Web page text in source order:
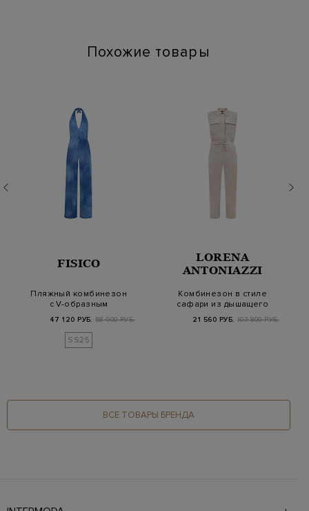
Похожие товары
FISICO
Пляжный комбинезон
с V-образным
вырезом и открытой
спи…
47 120 РУБ. 58 900 РУБ.
SS25
LORENA
ANTONIAZZI
Комбинезон в стиле
сафари из дышащего
хлопка и льна
21 560 РУБ. 107 800 РУБ.
ВСЕ ТОВАРЫ БРЕНДА